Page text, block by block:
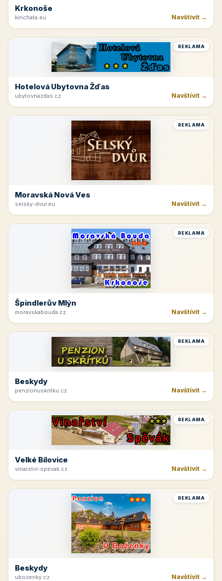
Krkonoše
kinchata.eu Navštívit →
REKLAMA
Hotelová Ubytovna Žďas
ubytovnazdas.cz Navštívit →
REKLAMA
Moravská Nová Ves
selsky-dvur.eu Navštívit →
REKLAMA
Špindlerův Mlýn
moravskabouda.cz Navštívit →
REKLAMA
Beskydy
penzionuskritku.cz Navštívit →
REKLAMA
Velké Bílovice
vinarstvi-spevak.cz Navštívit →
REKLAMA
Beskydy
ubozenky.cz Navštívit →